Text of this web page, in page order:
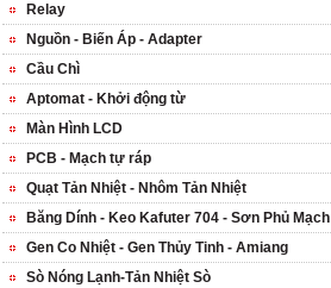
Relay
Nguồn - Biến Áp - Adapter
Cầu Chì
Aptomat - Khởi động từ
Màn Hình LCD
PCB - Mạch tự ráp
Quạt Tản Nhiệt - Nhôm Tản Nhiệt
Băng Dính - Keo Kafuter 704 - Sơn Phủ Mạch
Gen Co Nhiệt - Gen Thủy Tinh - Amiang
Sò Nóng Lạnh-Tản Nhiệt Sò